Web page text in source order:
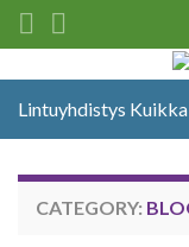
Search
Lintuyhdistys
CATEGORY: